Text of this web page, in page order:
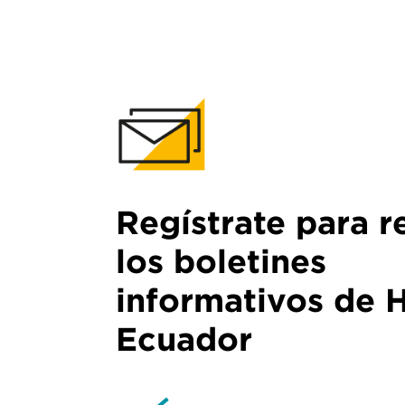
Regístrate para
los boletines
informativos de
Ecuador